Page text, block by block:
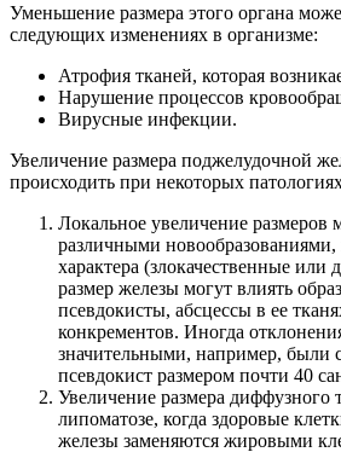
Уменьшение размера этого органа
следующих изменениях в организме:
Атрофия тканей, которая
Нарушение процессов
Вирусные инфекции.
Увеличение размера поджелудочной
происходить при некоторых
Локальное увеличение размеров
различными новообразованиями,
характера (злокачественные или
размер железы могут влиять
псевдокисты, абсцессы в ее
конкрементов. Иногда
значительными, например, были
псевдокист размером почти 40
Увеличение размера диффузного
липоматозе, когда здоровые
железы заменяются жировыми